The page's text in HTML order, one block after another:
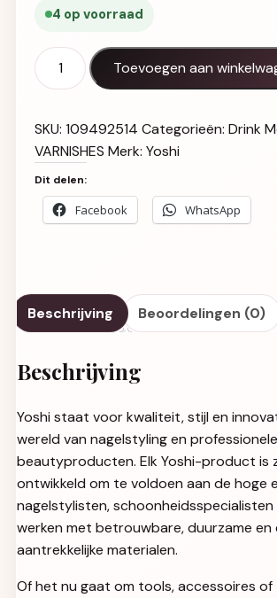
4 op voorraad
Gel Polish UV LED Bazooka - 121 aantal
Toevoegen aan
SKU: 109492514 Categorieën: Drink
VARNISHES Merk: Yoshi
Dit delen:
Facebook WhatsApp
Beschrijving Beoordelingen (0)
Beschrijving
Yoshi staat voor kwaliteit, stijl en
wereld van nagelstyling en professionele
beautyproducten. Elk Yoshi-product is
ontwikkeld om te voldoen aan de hoge
nagelstylisten, schoonheidsspecialisten
werken met betrouwbare, duurzame
aantrekkelijke materialen.
Of het nu gaat om tools, accessoires of